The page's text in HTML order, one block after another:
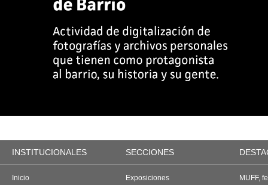
INSTITUCIONALES SECCIONES
Inicio
Exposiciones
MUFF,